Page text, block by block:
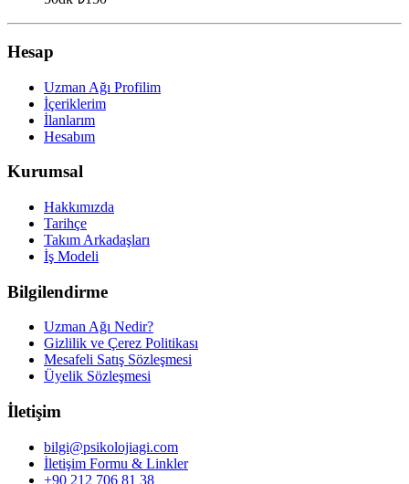
Hesap
Uzman Ağı Profilim
İçeriklerim
İlanlarım
Hesabım
Kurumsal
Hakkımızda
Tarihçe
Takım Arkadaşları
İş Modeli
Bilgilendirme
Uzman Ağı Nedir?
Gizlilik ve Çerez Politikası
Mesafeli Satış Sözleşmesi
Üyelik Sözleşmesi
İletişim
bilgi@psikolojiagi.com
İletişim Formu & Linkler
+90 212 706 81 38